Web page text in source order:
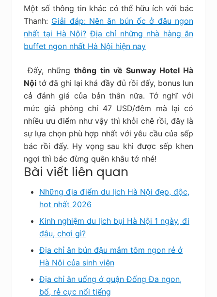
Một số thông tin khác có thể hữu ích với bác
Thanh: Giải đáp: Nên ăn bún ốc ở đâu ngon
nhất tại Hà Nội? Địa chỉ những nhà hàng ăn
buffet ngon nhất Hà Nội hiện nay
Đấy, nhữngthông tin về Sunway Hotel Hà
Nội tớ đã ghi lại khá đầy đủ rồi đấy, bonus lun
cả đánh giá của bản thân nữa. Tớ nghĩ với
mức giá phòng chỉ 47 USD/đêm mà lại có
nhiều ưu điểm như vậy thì khỏi chê rồi, đây là
sự lựa chọn phù hợp nhất với yêu cầu của sếp
bác rồi đấy. Hy vọng sau khi được sếp khen
ngợi thì bác đừng quên khâu tớ nhé!
Bài viết liên quan
Những địa điểm du lịch Hà Nội đẹp, độc,
hot nhất 2026
Kinh nghiệm du lịch bụi Hà Nội 1 ngày, đi
đâu, chơi gì?
Địa chỉ ăn bún đậu mắm tôm ngon rẻ ở
Hà Nội của sinh viên
Địa chỉ ăn uống ở quận Đống Đa ngon,
bổ, rẻ cực nổi tiếng